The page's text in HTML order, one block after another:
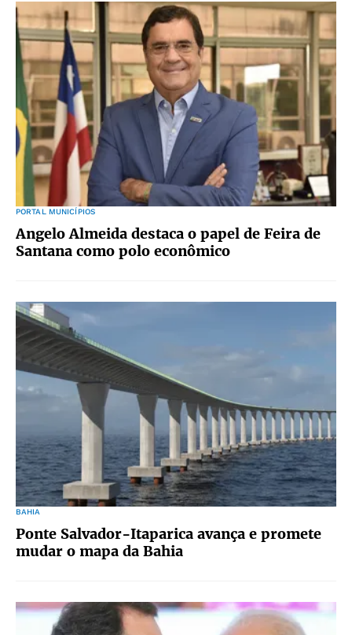
PORTAL MUNICÍPIOS
Angelo Almeida destaca o papel de Feira de
Santana como polo econômico
BAHIA
Ponte Salvador-Itaparica avança e promete
mudar o mapa da Bahia